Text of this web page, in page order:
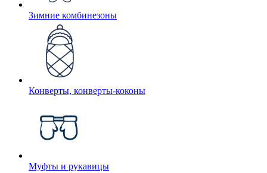
Зимние комбинезоны
Конверты, конверты-коконы
Муфты и рукавицы